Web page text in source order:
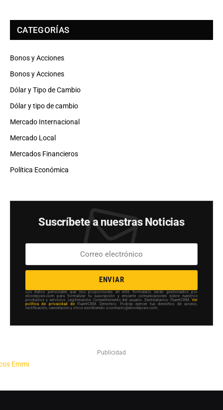
CATEGORÍAS
Bonos y Acciones
Bonos y Acciones
Dólar y Tipo de Cambio
Dólar y tipo de cambio
Mercado Internacional
Mercado Local
Mercados Financieros
Política Económica
Suscríbete a nuestras Noticias
ENVIAR
Los datos personales que nos proporciones en este formulario serán gestionados por
elconejows.com para formalizar tu suscripción y enviarte comunicaciones sobre nuestros
productos y servicios. Legitimación: Consentimiento del usuario. Destinatarios: FluentCRM. Ver
política de privacidad de FluentCRM. Derechos: Podrás ejercer tus derechos de acceso,
rectificación, cancelación y otros escribiendo a contacto@elconejows.com.
Publicidad